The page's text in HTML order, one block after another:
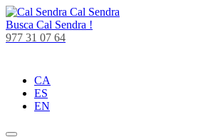
Cal Sendra
Busca Cal Sendra !
977 31 07 64
CA
ES
EN